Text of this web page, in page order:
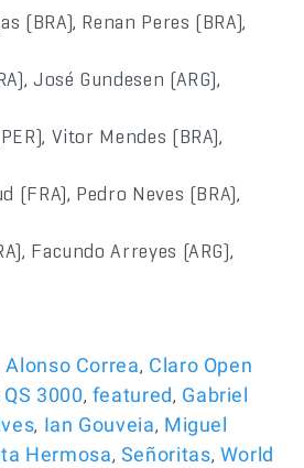
(BRA), Renan Peres (BRA),
José Gundesen (ARG),
Vitor Mendes (BRA),
(FRA), Pedro Neves (BRA),
Facundo Arreyes (ARG),
Alonso Correa, Claro Open
3000, featured, Gabriel
, Ian Gouveia, Miguel
Hermosa, Señoritas, World